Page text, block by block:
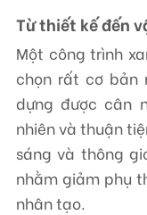
Từ thiết kế đến
Một công trình
chọn rất cơ bản
dựng được cân
nhiên và thuận
sáng và thông
nhằm giảm phụ
nhân tạo.